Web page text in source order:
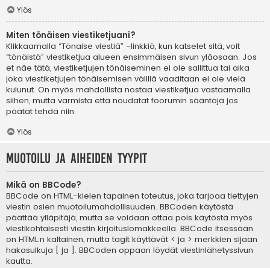
Ylös
Miten tönäisen viestiketjuani?
Klikkaamalla “Tönaise viestiä” -linkkiä, kun katselet sitä, voit
“tönäistä” viestiketjua alueen ensimmäisen sivun yläosaan. Jos
et näe tätä, viestiketjujen tönäiseminen ei ole sallittua tai aika
joka viestiketjujen tönäisemisen välillä vaaditaan ei ole vielä
kulunut. On myös mahdollista nostaa viestiketjua vastaamalla
siihen, mutta varmista että noudatat foorumin sääntöjä jos
päätät tehdä niin.
Ylös
Muotoilu ja aiheiden tyypit
Mikä on BBCode?
BBCode on HTML-kielen tapainen toteutus, joka tarjoaa tiettyjen
viestin osien muotoilumahdollisuuden. BBCoden käytöstä
päättää ylläpitäjä, mutta se voidaan ottaa pois käytöstä myös
viestikohtaisesti viestin kirjoituslomakkeella. BBCode itsessään
on HTML:n kaltainen, mutta tagit käyttävät < ja > merkkien sijaan
hakasulkuja [ ja ]. BBCoden oppaan löydät viestinlähetyssivun
kautta.